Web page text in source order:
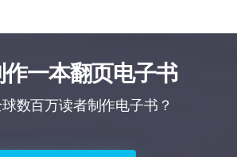
一本翻页电子书
数百万读者制作电子书？